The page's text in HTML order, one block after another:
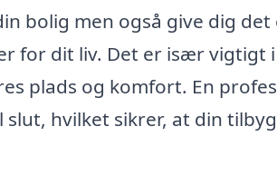
bolig men også give dig det
for dit liv. Det er især vigtigt
plads og komfort. En
hvilket sikrer, at din